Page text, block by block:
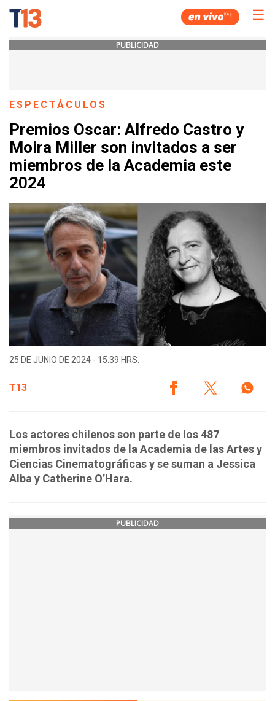
☰
PUBLICIDAD
ESPECTÁCULOS
Premios Oscar: Alfredo Castro y
Moira Miller son invitados a ser
miembros de la Academia este
2024
25 DE JUNIO DE 2024 - 15:39 HRS.
T13
Los actores chilenos son parte de los 487
miembros invitados de la Academia de las Artes y
Ciencias Cinematográficas y se suman a Jessica
Alba y Catherine O’Hara.
PUBLICIDAD